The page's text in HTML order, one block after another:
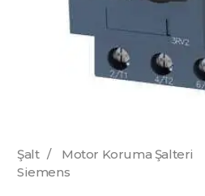
Şalt /
Motor Koruma Şalteri
Siemens